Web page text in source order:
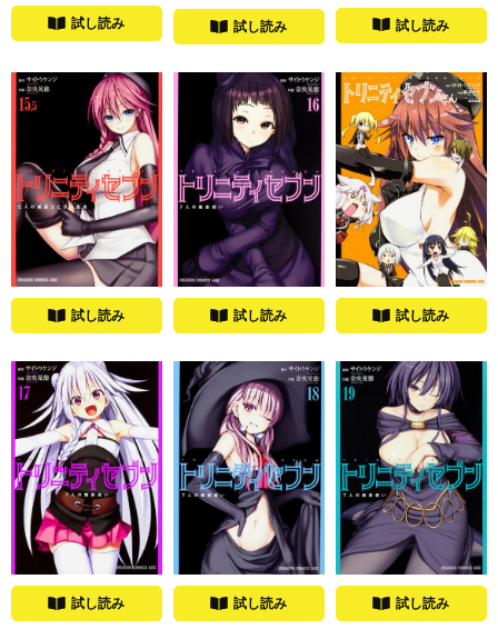
試し読み 試し読み 試し読み
試し読み 試し読み 試し読み
試し読み 試し読み 試し読み